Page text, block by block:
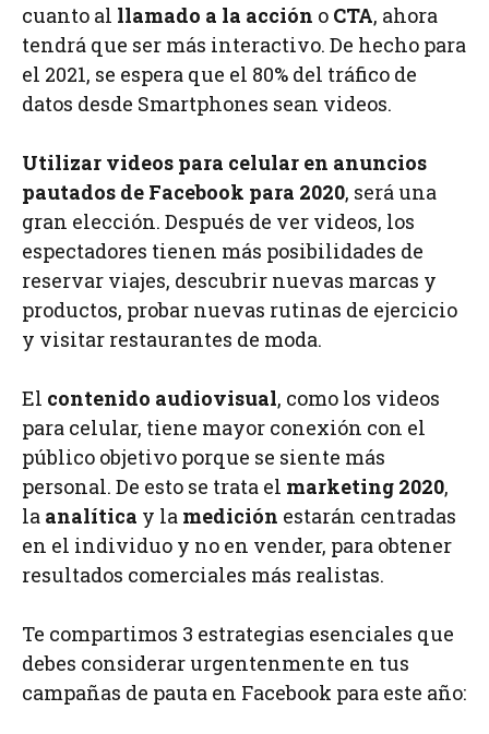
cuanto al llamado a la acción o CTA, ahora
tendrá que ser más interactivo. De hecho para
el 2021, se espera que el 80% del tráfico de
datos desde Smartphones sean videos.
Utilizar videos para celular en anuncios
pautados de Facebook para 2020, será una
gran elección. Después de ver videos, los
espectadores tienen más posibilidades de
reservar viajes, descubrir nuevas marcas y
productos, probar nuevas rutinas de ejercicio
y visitar restaurantes de moda.
El contenido audiovisual, como los videos
para celular, tiene mayor conexión con el
público objetivo porque se siente más
personal. De esto se trata el marketing 2020,
la analítica y la medición estarán centradas
en el individuo y no en vender, para obtener
resultados comerciales más realistas.
Te compartimos 3 estrategias esenciales que
debes considerar urgentenmente en tus
campañas de pauta en Facebook para este año: